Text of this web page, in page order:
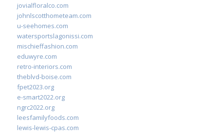
jovialfloralco.com
johnlscotthometeam.com
u-seehomes.com
watersportslagonissi.com
mischieffashion.com
eduwyre.com
retro-interiors.com
theblvd-boise.com
fpet2023.org
e-smart2022.org
ngrc2022.org
leesfamilyfoods.com
lewis-lewis-cpas.com